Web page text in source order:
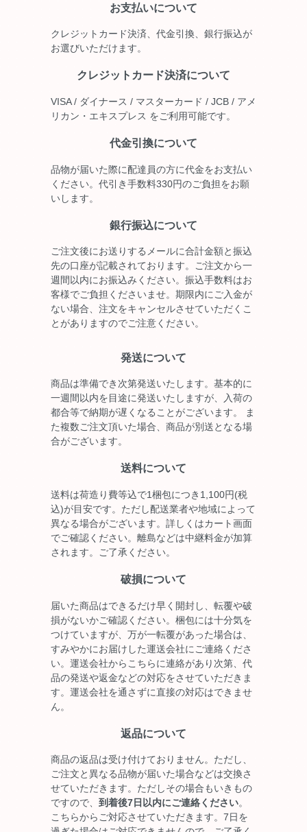
お支払いについて
クレジットカード決済、代金引換、銀行振込が
お選びいただけます。
クレジットカード決済について
VISA / ダイナース / マスターカード / JCB / アメ
リカン・エキスプレス をご利用可能です。
代金引換について
品物が届いた際に配達員の方に代金をお支払い
ください。代引き手数料330円のご負担をお願
いします。
銀行振込について
ご注文後にお送りするメールに合計金額と振込
先の口座が記載されております。ご注文から一
週間以内にお振込みください。振込手数料はお
客様でご負担くださいませ。期限内にご入金が
ない場合、注文をキャンセルさせていただくこ
とがありますのでご注意ください。
発送について
商品は準備でき次第発送いたします。基本的に
一週間以内を目途に発送いたしますが、入荷の
都合等で納期が遅くなることがございます。 ま
た複数ご注文頂いた場合、商品が別送となる場
合がございます。
送料について
送料は荷造り費等込で1梱包につき1,100円(税
込)が目安です。ただし配送業者や地域によって
異なる場合がございます。詳しくはカート画面
でご確認ください。離島などは中継料金が加算
されます。ご了承ください。
破損について
届いた商品はできるだけ早く開封し、転覆や破
損がないかご確認ください。梱包には十分気を
つけていますが、万が一転覆があった場合は、
すみやかにお届けした運送会社にご連絡くださ
い。運送会社からこちらに連絡があり次第、代
品の発送や返金などの対応をさせていただきま
す。運送会社を通さずに直接の対応はできませ
ん。
返品について
商品の返品は受け付けておりません。ただし、
ご注文と異なる品物が届いた場合などは交換さ
せていただきます。ただしその場合もいきもの
ですので、 到着後7日以内にご連絡ください。
こちらからご対応させていただきます。7日を